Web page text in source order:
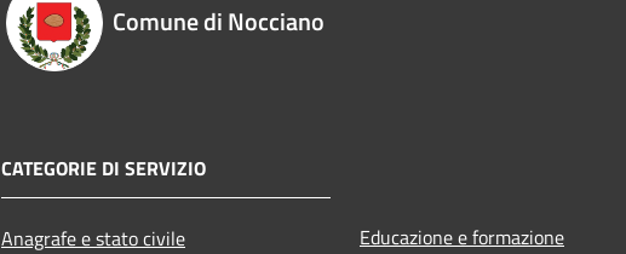
Comune di Nocciano
CATEGORIE DI SERVIZIO
Anagrafe e stato civile
Educazione e formazione